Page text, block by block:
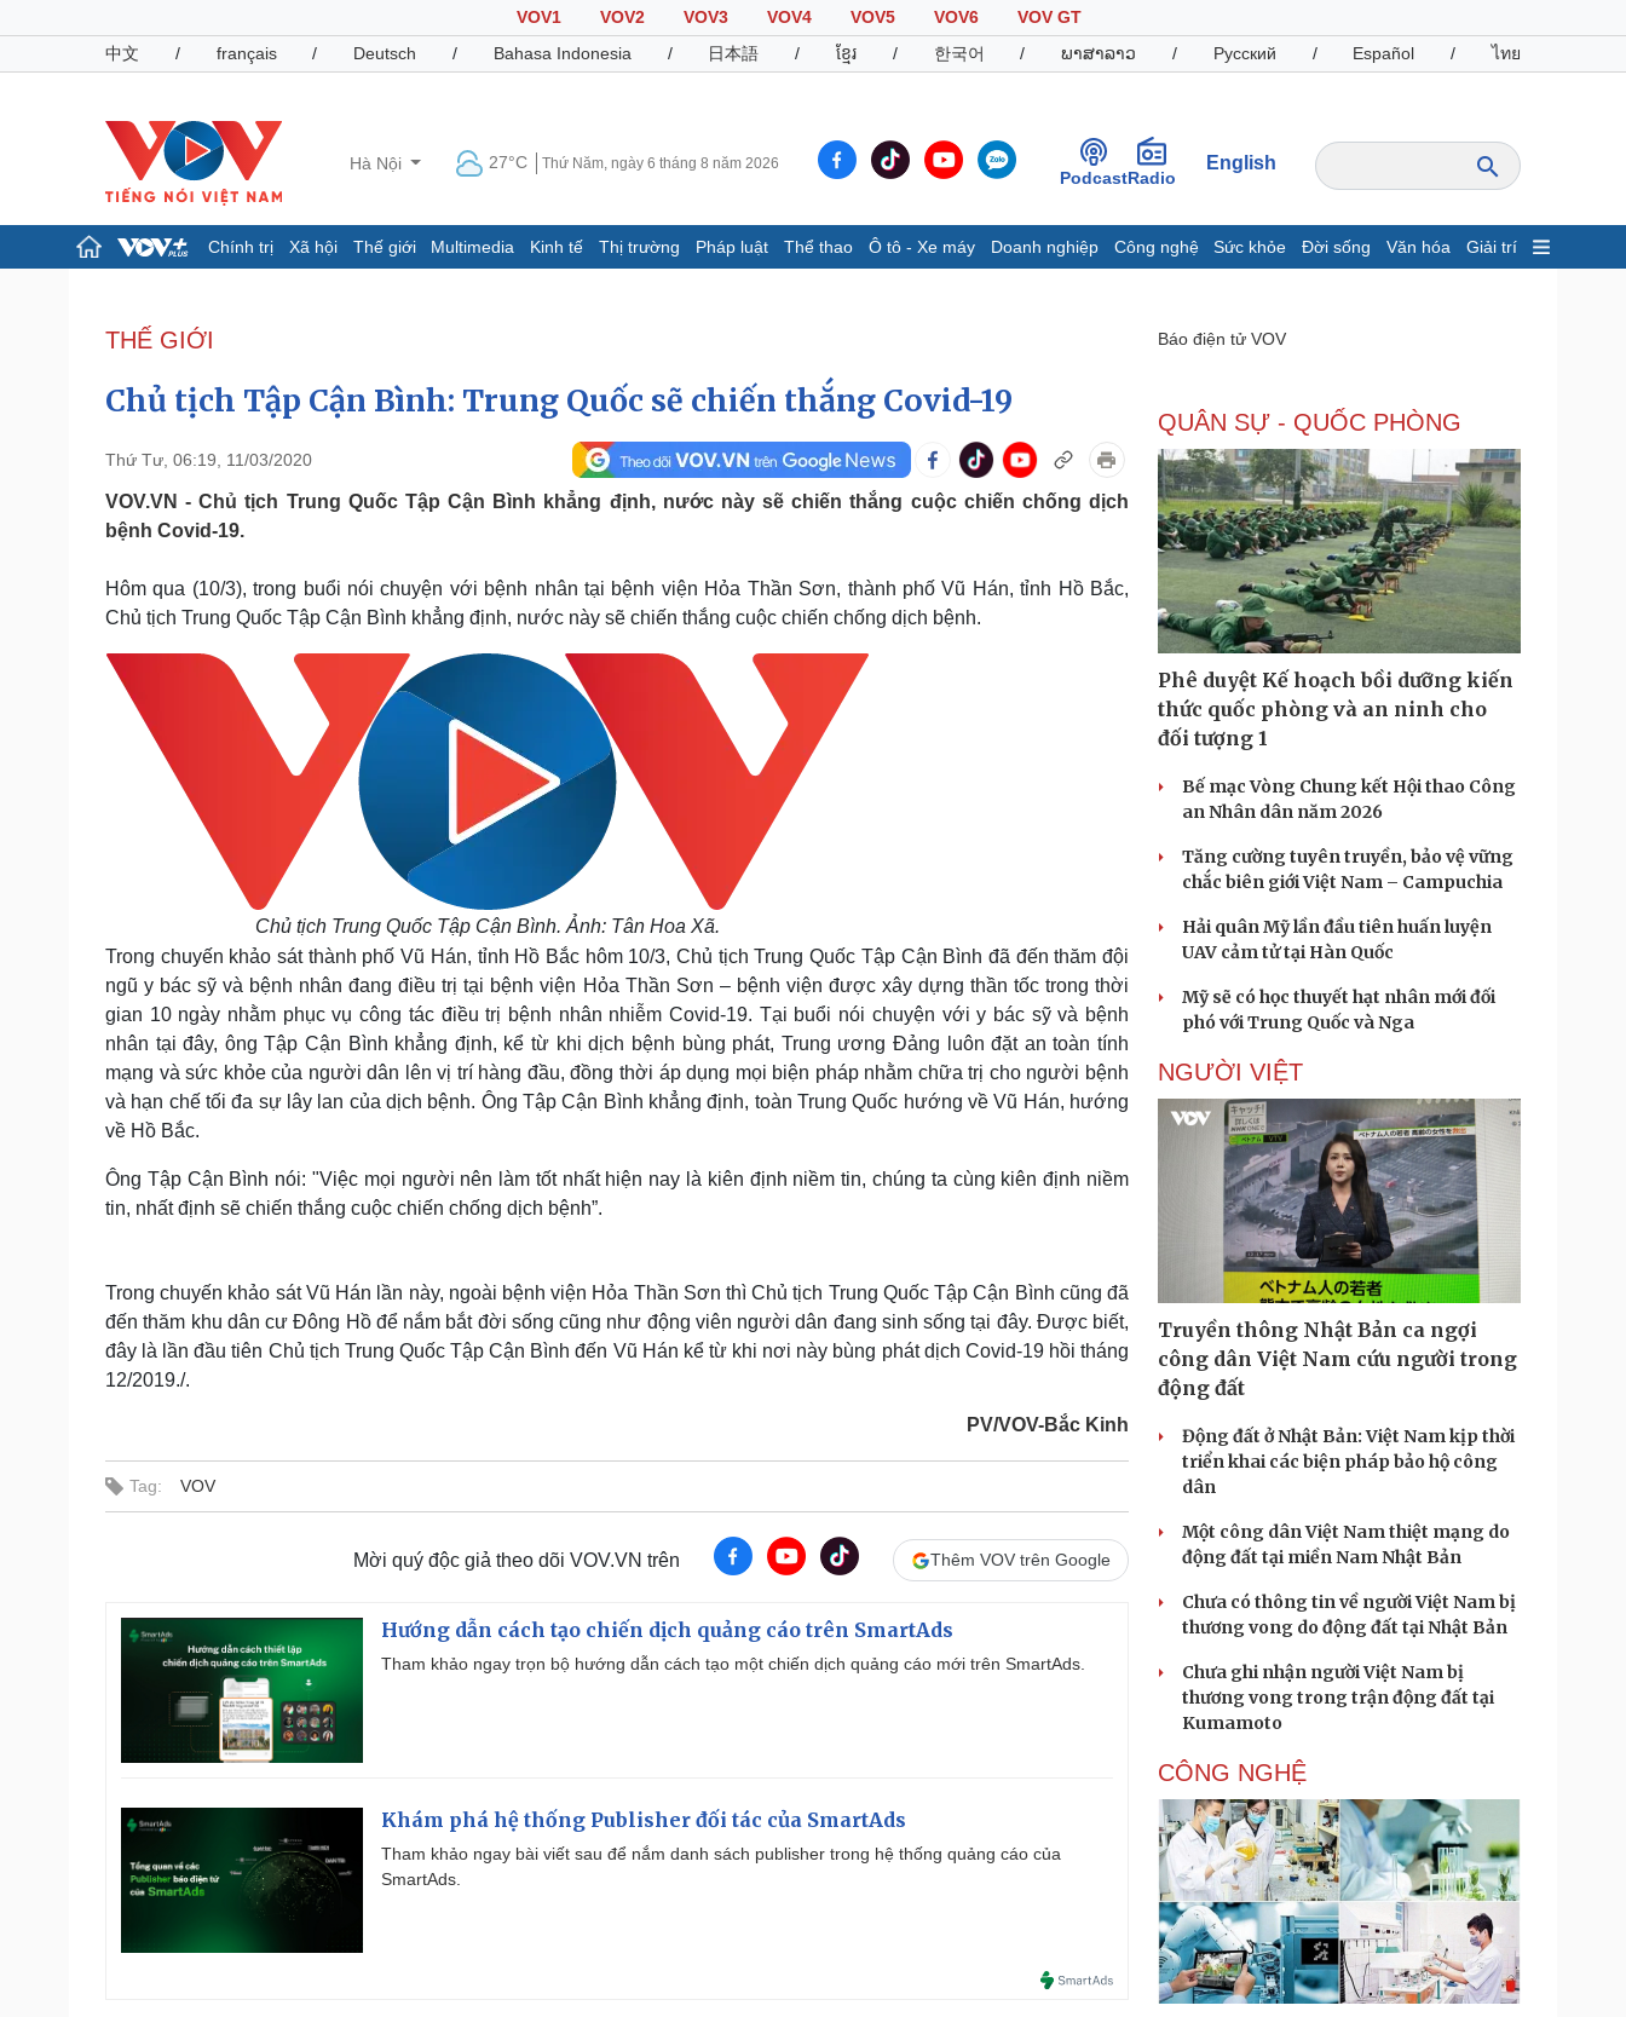
VOV1 VOV2 VOV3 VOV4 VOV5 VOV6
VOV GT
中文
/ français / Deutsch / Bahasa Indonesia / 日本語 / ខ្មែរ / 한국어 / ພາສາລາວ / Русский / Español / ไทย
Hà Nội 27°C Thứ Năm, ngày 6 tháng 8 năm 2026
PodcastRadio
English
Chính trị Xã hội Thế giới Multimedia Kinh tế Thị trường Pháp luật Thể thao Ô tô - Xe máy Doanh nghiệp Công nghệ Sức khỏe Đời sống Văn hóa Giải trí
Đảng
Tổ chức nhân sự
Quốc hội
Nhận diện sự thật
Dấu ấn VOV
Hồ sơ
Infographic
Bất động sản
Chứng khoán
Giá cà phê
Pháp luật
Vụ án
Tư vấn luật
Quân sự - Quốc phòng
Phân tích
Thể thao
Thế giới thể thao
eSports
Hậu trường
Ô tô - Xe máy
Tư vấn
Doanh nghiệp
Thông tin doanh nghiệp
Doanh nghiệp 24h
Doanh nhân
Vì cộng đồng
Công nghệ
Sành điệu
Tin Công nghệ
Trải nghiệm
Chuyển đổi số
Sức khỏe
Dinh dưỡng - món ngon
Cây thuốc
Sản phụ khoa
Nhi khoa
Nam khoa
Làm đẹp - giảm cân
Phòng mạch online
Ăn sạch sống khỏe
Đời sống
Nhà đẹp
Blog
Tình yêu - Gia đình
Sân khấu - Điện ảnh
Văn học
Âm nhạc
Di sản
Giải trí
Nghệ sĩ
Podcast
Câu chuyện thời sự
Kể chuyện cho bé
Hạt giống tâm hồn
THẾ GIỚI
Chủ tịch Tập Cận Bình: Trung Quốc sẽ chiến thắng Covid-19
Thứ Tư, 06:19, 11/03/2020
VOV.VN - Chủ tịch Trung Quốc Tập Cận Bình khẳng định, nước này sẽ chiến thắng cuộc chiến chống dịch
bệnh Covid-19.
Hôm qua (10/3), trong buổi nói chuyện với bệnh nhân tại bệnh viện Hỏa Thần Sơn, thành phố Vũ Hán, tỉnh Hồ Bắc,
Chủ tịch Trung Quốc Tập Cận Bình khẳng định, nước này sẽ chiến thắng cuộc chiến chống dịch bệnh.
Chủ tịch Trung Quốc Tập Cận Bình. Ảnh: Tân Hoa Xã.
Trong chuyến khảo sát thành phố Vũ Hán, tỉnh Hồ Bắc hôm 10/3, Chủ tịch Trung Quốc Tập Cận Bình đã đến thăm đội
ngũ y bác sỹ và bệnh nhân đang điều trị tại bệnh viện Hỏa Thần Sơn – bệnh viện được xây dựng thần tốc trong thời
gian 10 ngày nhằm phục vụ công tác điều trị bệnh nhân nhiễm Covid-19. Tại buổi nói chuyện với y bác sỹ và bệnh
nhân tại đây, ông Tập Cận Bình khẳng định, kể từ khi dịch bệnh bùng phát, Trung ương Đảng luôn đặt an toàn tính
mạng và sức khỏe của người dân lên vị trí hàng đầu, đồng thời áp dụng mọi biện pháp nhằm chữa trị cho người bệnh
và hạn chế tối đa sự lây lan của dịch bệnh. Ông Tập Cận Bình khẳng định, toàn Trung Quốc hướng về Vũ Hán, hướng
về Hồ Bắc.
Ông Tập Cận Bình nói: "Việc mọi người nên làm tốt nhất hiện nay là kiên định niềm tin, chúng ta cùng kiên định niềm
tin, nhất định sẽ chiến thắng cuộc chiến chống dịch bệnh”.
Trong chuyến khảo sát Vũ Hán lần này, ngoài bệnh viện Hỏa Thần Sơn thì Chủ tịch Trung Quốc Tập Cận Bình cũng đã
đến thăm khu dân cư Đông Hồ để nắm bắt đời sống cũng như động viên người dân đang sinh sống tại đây. Được biết,
đây là lần đầu tiên Chủ tịch Trung Quốc Tập Cận Bình đến Vũ Hán kể từ khi nơi này bùng phát dịch Covid-19 hồi tháng
12/2019./.
PV/VOV-Bắc Kinh
Tag: VOV
Mời quý độc giả theo dõi VOV.VN trên Thêm VOV trên Google
Hướng dẫn cách tạo chiến dịch quảng cáo trên SmartAds
Tham khảo ngay trọn bộ hướng dẫn cách tạo một chiến dịch quảng cáo mới trên SmartAds.
Khám phá hệ thống Publisher đối tác của SmartAds
Tham khảo ngay bài viết sau để nắm danh sách publisher trong hệ thống quảng cáo của
SmartAds.
Báo điện tử VOV
QUÂN SỰ - QUỐC PHÒNG
Phê duyệt Kế hoạch bồi dưỡng kiến
thức quốc phòng và an ninh cho
đối tượng 1
Bế mạc Vòng Chung kết Hội thao Công
an Nhân dân năm 2026
Tăng cường tuyên truyền, bảo vệ vững
chắc biên giới Việt Nam – Campuchia
Hải quân Mỹ lần đầu tiên huấn luyện
UAV cảm tử tại Hàn Quốc
Mỹ sẽ có học thuyết hạt nhân mới đối
phó với Trung Quốc và Nga
NGƯỜI VIỆT
Truyền thông Nhật Bản ca ngợi
công dân Việt Nam cứu người trong
động đất
Động đất ở Nhật Bản: Việt Nam kịp thời
triển khai các biện pháp bảo hộ công
dân
Một công dân Việt Nam thiệt mạng do
động đất tại miền Nam Nhật Bản
Chưa có thông tin về người Việt Nam bị
thương vong do động đất tại Nhật Bản
Chưa ghi nhận người Việt Nam bị
thương vong trong trận động đất tại
Kumamoto
CÔNG NGHỆ